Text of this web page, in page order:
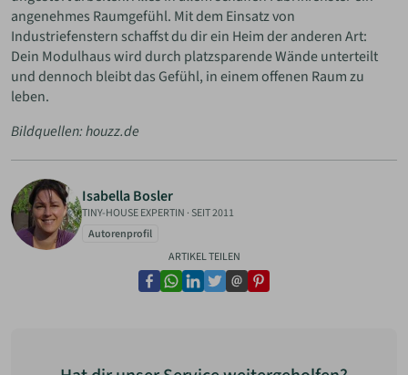
angenehmes Raumgefühl. Mit dem Einsatz von
Industriefenstern schaffst du dir ein Heim der anderen Art:
Dein Modulhaus wird durch platzsparende Wände unterteilt
und dennoch bleibt das Gefühl, in einem offenen Raum zu
leben.
Bildquellen: houzz.de
Isabella Bosler
TINY-HOUSE EXPERTIN · SEIT 2011
Autorenprofil
ARTIKEL TEILEN
facebook
whatsapp
linkedin
twitter
emailpinterest